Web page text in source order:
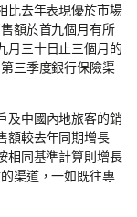
比去年表現優於市場
額於首九個月有所
月三十日止三個月的
三季度銀行保險渠
及中國內地旅客的銷
額較去年同期增長
相同基準計算則增長
渠道，一如既往專